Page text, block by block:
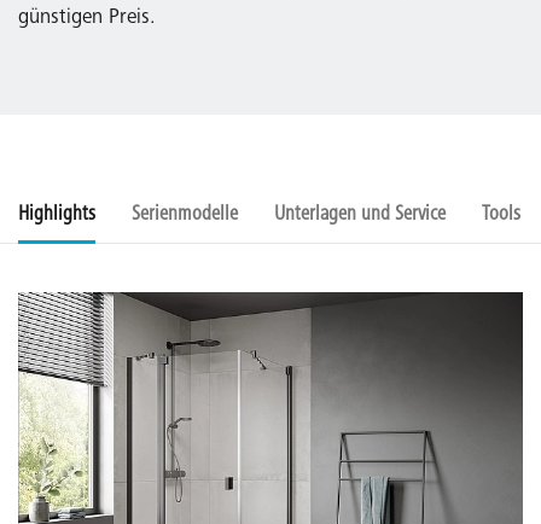
günstigen Preis.
Highlights Serienmodelle Unterlagen und Service Tools